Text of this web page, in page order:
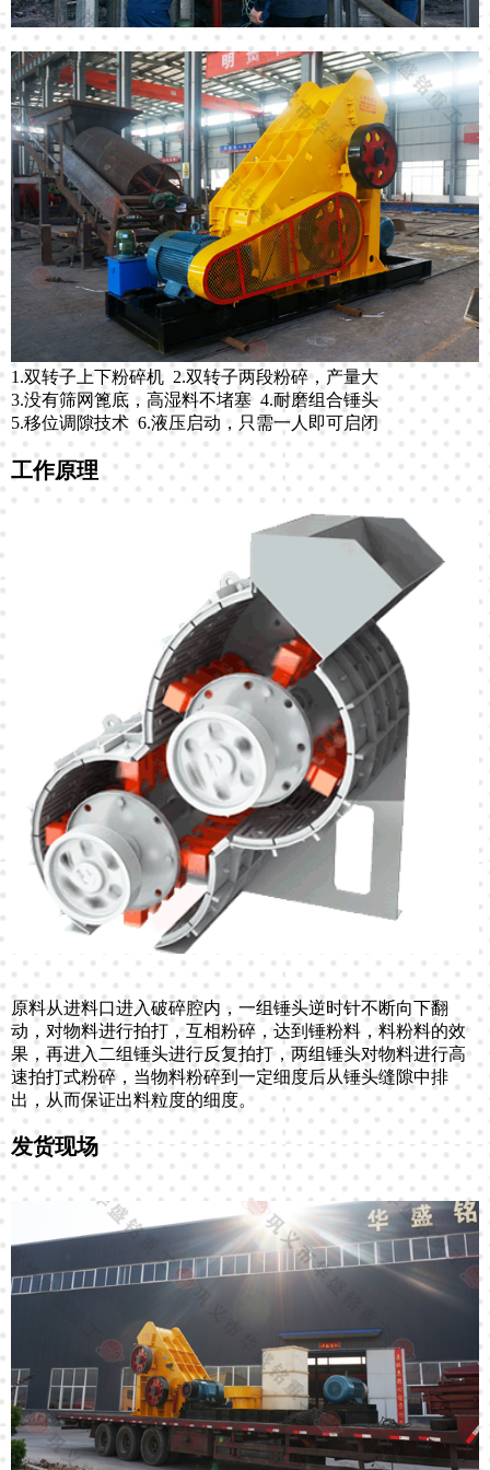
1.双转子上下粉碎机 2.双转子两段粉碎，产量大
3.没有筛网篦底，高湿料不堵塞 4.耐磨组合锤头
5.移位调隙技术 6.液压启动，只需一人即可启闭
工作原理
原料从进料口进入破碎腔内，一组锤头逆时针不断向下翻
动，对物料进行拍打，互相粉碎，达到锤粉料，料粉料的效
果，再进入二组锤头进行反复拍打，两组锤头对物料进行高
速拍打式粉碎，当物料粉碎到一定细度后从锤头缝隙中排
出，从而保证出料粒度的细度。
发货现场